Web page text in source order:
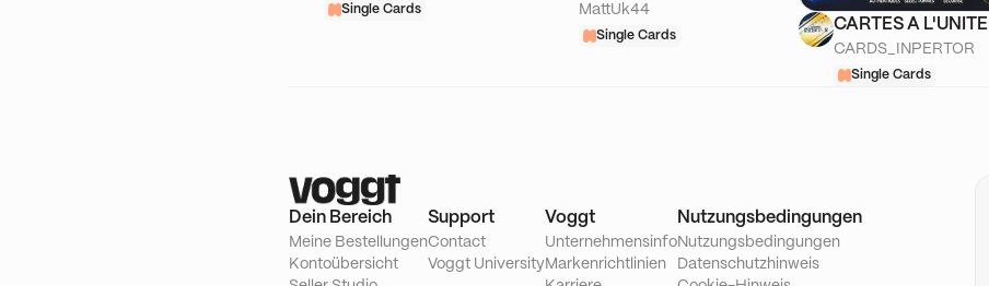
Single Cards MattUk44
Single Cards
CARTES A L'UNITE
CARDS_INPERTOR
Single Cards
Dein Bereich
Meine Bestellungen
Kontoübersicht
Support
Contact
Voggt University
Voggt
Unternehmensinfo
Markenrichtlinien
Nutzungsbedingungen
Nutzungsbedingungen
Datenschutzhinweis